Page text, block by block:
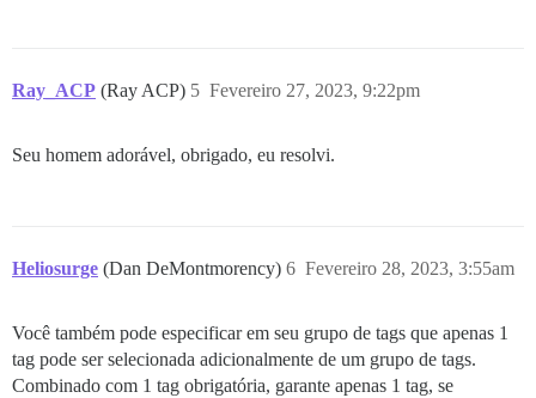
Ray_ACP (Ray ACP) Fevereiro 27, 2023, 9:22pm
5
Seu homem adorável, obrigado, eu resolvi.
Heliosurge (Dan DeMontmorency) Fevereiro 28, 2023, 3:55am
6
Você também pode especificar em seu grupo de tags que apenas 1
tag pode ser selecionada adicionalmente de um grupo de tags.
Combinado com 1 tag obrigatória, garante apenas 1 tag, se